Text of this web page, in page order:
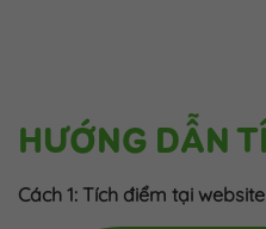
HƯỚNG DẪN
Cách 1: Tích điểm tại website